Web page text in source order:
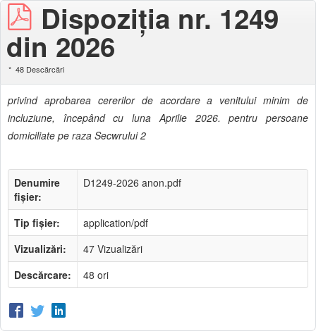
Dispoziţia nr. 1249
din 2026
48 Descărcări
privind aprobarea cererilor de acordare a venitului minim de
incluziune, începând cu luna Aprilie 2026. pentru persoane
domiciliate pe raza Secwrului 2
Denumire
fișier:
D1249-2026 anon.pdf
Tip fișier:
application/pdf
Vizualizări:
47 Vizualizări
Descărcare:
48 ori